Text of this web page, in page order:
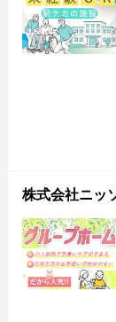
株式会社ニッ